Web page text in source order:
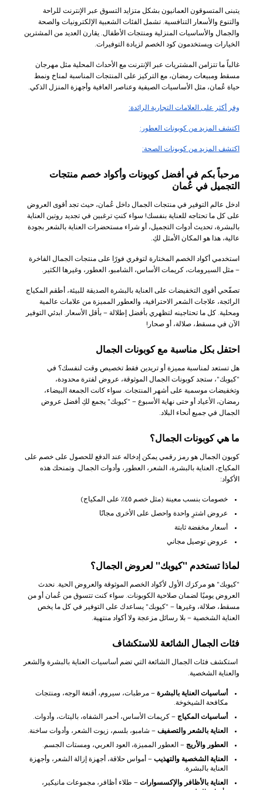
يتبنى المتسوقون العمانيون بشكل متزايد التسوق عبر الإنترنت للراحة
والتنوع والأسعار التنافسية. تشمل الفئات الشعبية الإلكترونيات والصحة
والجمال والأساسيات المنزلية ومنتجات الأطفال. يقارن العديد من المشترين
الخيارات ويستخدمون كود الخصم لزيادة التوفيرات.
غالباً ما تتزامن المشتريات عبر الإنترنت مع الأحداث المحلية مثل مهرجان
مسقط ومبيعات رمضان، مع التركيز على المنتجات المناسبة لمناخ ونمط
حياة عُمان، مثل الأساسيات الصيفية وعناصر العافية وأجهزة المنزل الذكي.
وفر أكثر على العلامات التجارية الرائدة:
اكتشف المزيد من كوبونات العطور:
اكتشف المزيد من كوبونات الصحة:
مرحباً بكم في أفضل كوبونات وأكواد خصم منتجات
التجميل في عُمان
ادخل عالم التوفير في منتجات الجمال داخل عُمان، حيث تجد أقوى العروض
على كل ما تحتاجه للعناية بنفسك! سواء كنتِ ترغبين في تجديد روتين العناية
بالبشرة، تحديث أدوات التجميل، أو شراء مستحضرات العناية بالشعر بجودة
عالية، هذا هو المكان الأمثل لكِ.
استخدمي أكواد الخصم المختارة لتوفري فورًا على منتجات الجمال الفاخرة
– مثل السيرومات، كريمات الأساس، الشامبو، العطور، وغيرها الكثير.
تصفّحي أقوى التخفيضات على العناية بالبشرة الصديقة للبيئة، أطقم المكياج
الرائجة، علاجات الشعر الاحترافية، والعطور المميزة من علامات عالمية
ومحلية. كل ما تحتاجينه لتظهري بأفضل إطلالة – بأقل الأسعار. ابدئي التوفير
الآن في مسقط، صلالة، أو صحار!
احتفل بكل مناسبة مع كوبونات الجمال
هل تستعد لمناسبة مميزة أو تريدين فقط تخصيص وقت لنفسك؟ في
"كيوبك"، ستجد كوبونات الجمال الموثوقة، عروض لفترة محدودة،
وتخفيضات موسمية على أشهر المنتجات. سواء كانت الجمعة البيضاء،
رمضان، الأعياد أو حتى نهاية الأسبوع – "كيوبك" يجمع لكِ أفضل عروض
الجمال في جميع أنحاء البلاد.
ما هي كوبونات الجمال؟
كوبون الجمال هو رمز رقمي يمكن إدخاله عند الدفع للحصول على خصم على
المكياج، العناية بالبشرة، الشعر، العطور، وأدوات الجمال. وتمنحك هذه
الأكواد:
خصومات بنسب معينة (مثل خصم ٤٥٪ على المكياج)
عروض اشترِ واحدة واحصل على الأخرى مجانًا
أسعار مخفضة ثابتة
عروض توصيل مجاني
لماذا تستخدم "كيوبك" لعروض الجمال؟
"كيوبك" هو مركزك الأول لأكواد الخصم الموثوقة والعروض الحية. نحدث
العروض يوميًا لضمان صلاحية الكوبونات. سواء كنت تتسوق من عُمان أو من
مسقط، صلالة، وغيرها – "كيوبك" يساعدك على التوفير في كل ما يخص
العناية الشخصية – بلا رسائل مزعجة ولا أكواد منتهية.
فئات الجمال الشائعة للاستكشاف
استكشف فئات الجمال الشائعة التي تضم أساسيات العناية بالبشرة والشعر
والعناية الشخصية.
أساسيات العناية بالبشرة – مرطبات، سيروم، أقنعة الوجه، ومنتجات
مكافحة الشيخوخة.
أساسيات المكياج – كريمات الأساس، أحمر الشفاه، باليتات، وأدوات.
العناية بالشعر والتصفيف – شامبو، بلسم، زيوت الشعر، وأدوات ساخنة.
العطور والأريج – العطور المميزة، العود العربي، ومستات الجسم.
العناية الشخصية والتهذيب – أمواس حلاقة، أجهزة إزالة الشعر، وأجهزة
العناية بالبشرة.
العناية بالأظافر والإكسسوارات – طلاء أظافر، مجموعات مانيكير،